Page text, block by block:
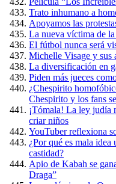
Trato inhumano a
Apoyamos las
La nueva víctima de
El fútbol nunca será
Michelle Visage y sus
La diversificación en
Piden más jueces
¿Chespirito
Chespirito y los fans
¡Tómala! La ley judía
criar niños
YouTuber reflexiona
¿Por qué es mala
castidad?
Apio de Kabah se
Draga”